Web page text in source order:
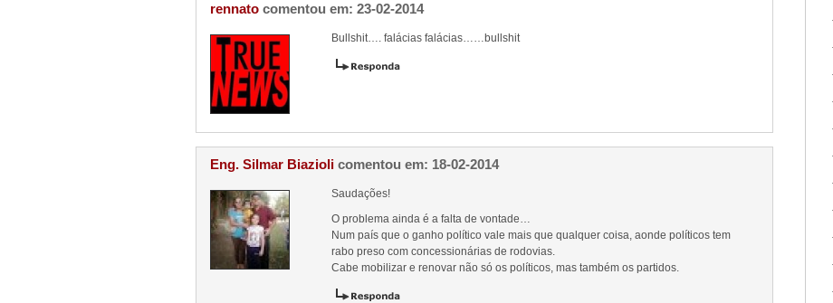
rennato comentou em: 23-02-2014
Bullshit…. falácias falácias……bullshit
Eng. Silmar Biazioli comentou em: 18-02-2014
Saudações!
O problema ainda é a falta de vontade…
Num país que o ganho político vale mais que qualquer coisa, aonde políticos tem
rabo preso com concessionárias de rodovias.
Cabe mobilizar e renovar não só os políticos, mas também os partidos.